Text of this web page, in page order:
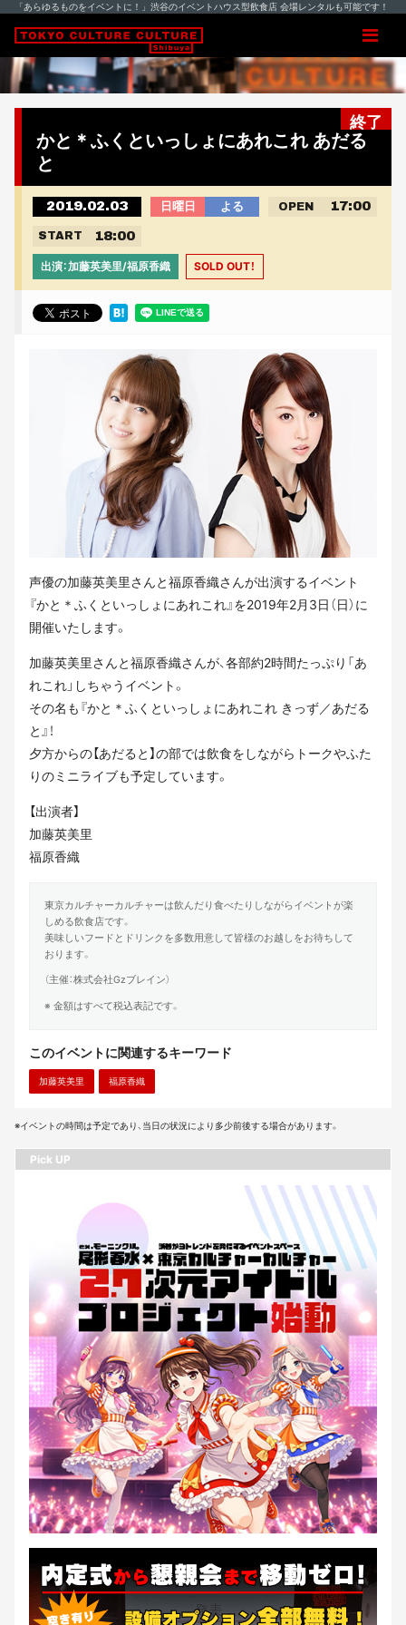
「あらゆるものをイベントに！」渋谷のイベントハウス型飲食店 会場レンタルも可能です！
終了
かと＊ふくといっしょにあれこれ あだる
と
2019.02.03 日曜日 よる OPEN 17:00
START 18:00
出演：加藤英美里/福原香織 SOLD OUT！
声優の加藤英美里さんと福原香織さんが出演するイベント
『かと＊ふくといっしょにあれこれ』を2019年2月3日（日）に
開催いたします。
加藤英美里さんと福原香織さんが、各部約2時間たっぷり「あ
れこれ」しちゃうイベント。
その名も『かと＊ふくといっしょにあれこれ きっず／あだる
と』！
夕方からの【あだると】の部では飲食をしながらトークやふた
りのミニライブも予定しています。
【出演者】
加藤英美里
福原香織
東京カルチャーカルチャーは飲んだり食べたりしながらイベントが楽
しめる飲食店です。
美味しいフードとドリンクを多数用意して皆様のお越しをお待ちして
おります。
（主催：株式会社Gzブレイン）
※ 金額はすべて税込表記です。
このイベントに関連するキーワード
加藤英美里 福原香織
※イベントの時間は予定であり、当日の状況により多少前後する場合があります。
Pick UP